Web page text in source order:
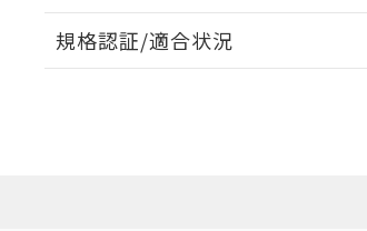
EU RoHS 注意事項・凡例
規格認証/適合状況